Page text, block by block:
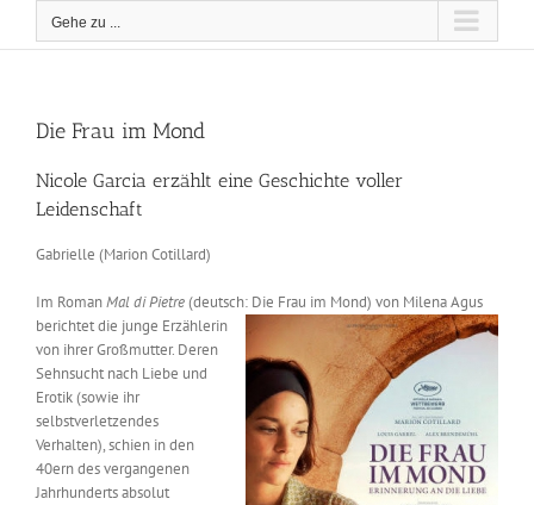
Gehe zu ...
Die Frau im Mond
Nicole Garcia erzählt eine Geschichte voller
Leidenschaft
Gabrielle (Marion Cotillard)
Im RomanMal di Pietre(deutsch: Die Frau im Mond) von Milena Agus
berichtet die junge Erzählerin
von ihrer Großmutter. Deren
Sehnsucht nach Liebe und
Erotik (sowie ihr
selbstverletzendes
Verhalten), schien in den
40ern des vergangenen
Jahrhunderts absolut